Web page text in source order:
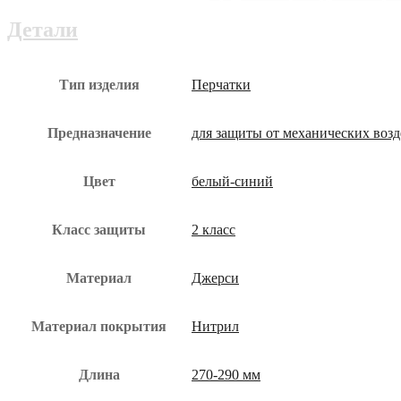
юз
Детали
Тип изделия Перчатки
Предназначение для защиты от механических
Цвет белый-синий
Класс защиты 2 класс
Материал Джерси
Материал покрытия Нитрил
Длина 270-290 мм